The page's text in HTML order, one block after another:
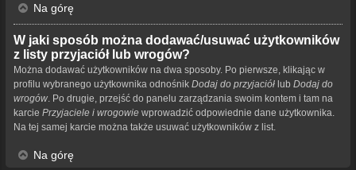
Na górę
W jaki sposób można dodawać/usuwać użytkowników
z listy przyjaciół lub wrogów?
Można dodawać użytkowników na dwa sposoby. Po pierwsze, klikając w
profilu wybranego użytkownika odnośnik Dodaj do przyjaciół lub Dodaj do
wrogów . Po drugie, przejść do panelu zarządzania swoim kontem i tam na
karcie Przyjaciele i wrogowie wprowadzić odpowiednie dane użytkownika.
Na tej samej karcie można także usuwać użytkowników z list.
Na górę